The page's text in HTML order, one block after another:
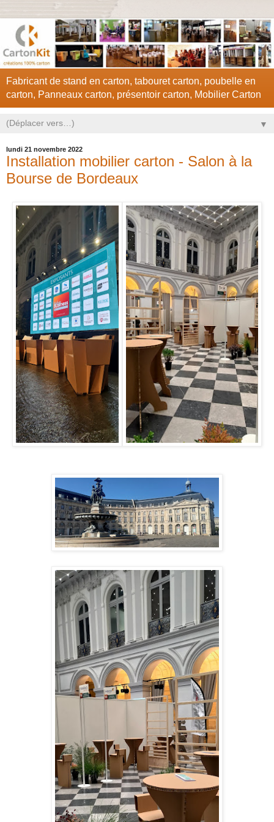
Fabricant de stand en carton, tabouret carton, poubelle en
carton, Panneaux carton, présentoir carton, Mobilier Carton
▼
lundi 21 novembre 2022
Installation mobilier carton - Salon à la
Bourse de Bordeaux